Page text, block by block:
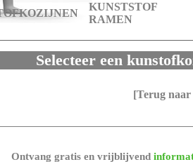
KUNSTSTOF
RAMEN
Selecteer een
[Terug
Ontvang gratis en vrijblijvend